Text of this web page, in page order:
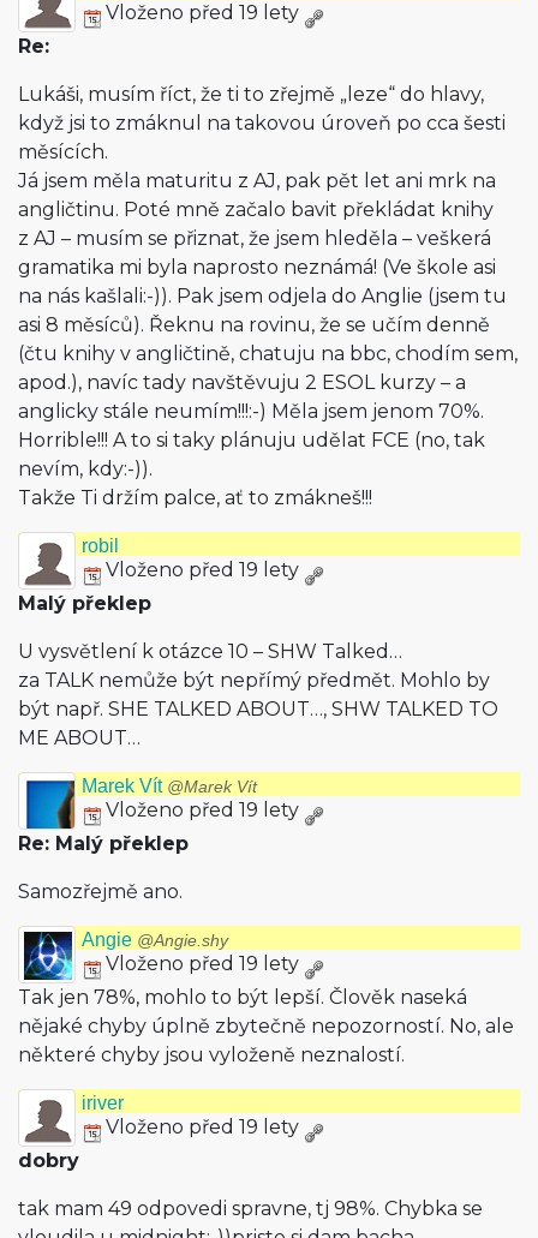
Vloženo před 19 lety
Re:
Lukáši, musím říct, že ti to zřejmě „leze“ do hlavy,
když jsi to zmáknul na takovou úroveň po cca šesti
měsících.
Já jsem měla maturitu z AJ, pak pět let ani mrk na
angličtinu. Poté mně začalo bavit překládat knihy
z AJ – musím se přiznat, že jsem hleděla – veškerá
gramatika mi byla naprosto neznámá! (Ve škole asi
na nás kašlali:-)). Pak jsem odjela do Anglie (jsem tu
asi 8 měsíců). Řeknu na rovinu, že se učím denně
(čtu knihy v angličtině, chatuju na bbc, chodím sem,
apod.), navíc tady navštěvuju 2 ESOL kurzy – a
anglicky stále neumím!!!:-) Měla jsem jenom 70%.
Horrible!!! A to si taky plánuju udělat FCE (no, tak
nevím, kdy:-)).
Takže Ti držím palce, ať to zmákneš!!!
robil
Vloženo před 19 lety
Malý překlep
U vysvětlení k otázce 10 – SHW Talked…
za TALK nemůže být nepřímý předmět. Mohlo by
být např. SHE TALKED ABOUT…, SHW TALKED TO
ME ABOUT…
Marek Vít @Marek Vít
Vloženo před 19 lety
Re: Malý překlep
Samozřejmě ano.
Angie @Angie.shy
Vloženo před 19 lety
Tak jen 78%, mohlo to být lepší. Člověk naseká
nějaké chyby úplně zbytečně nepozorností. No, ale
některé chyby jsou vyloženě neznalostí.
iriver
Vloženo před 19 lety
dobry
tak mam 49 odpovedi spravne, tj 98%. Chybka se